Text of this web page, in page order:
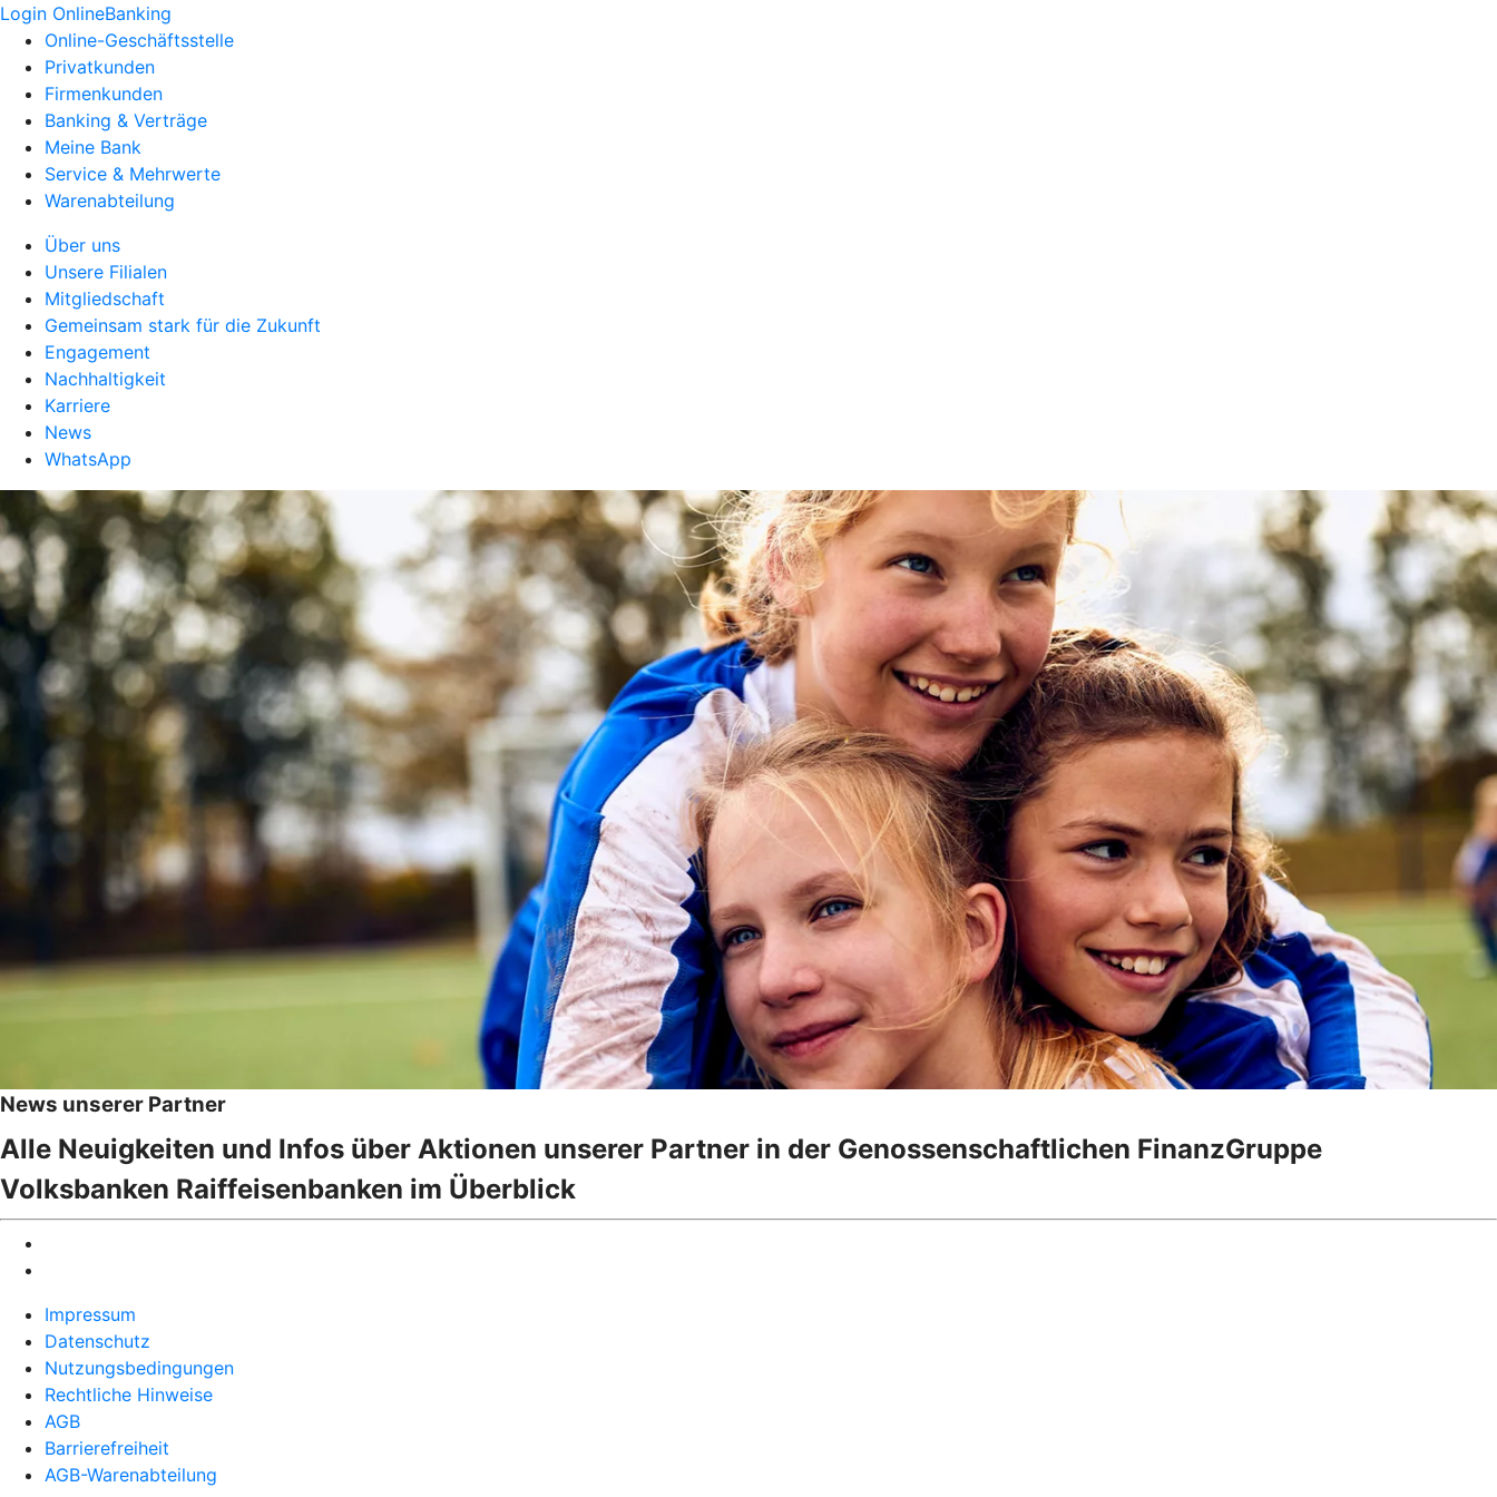
Login OnlineBanking
Online-Geschäftsstelle
Privatkunden
Firmenkunden
Banking & Verträge
Meine Bank
Service & Mehrwerte
Warenabteilung
Über uns
Unsere Filialen
Mitgliedschaft
Gemeinsam stark für die Zukunft
Engagement
Nachhaltigkeit
Karriere
News
WhatsApp
News unserer Partner
Alle Neuigkeiten und Infos über Aktionen unserer Partner in der Genossenschaftlichen FinanzGruppe
Volksbanken Raiffeisenbanken im Überblick
Impressum
Datenschutz
Nutzungsbedingungen
Rechtliche Hinweise
AGB
Barrierefreiheit
AGB-Warenabteilung